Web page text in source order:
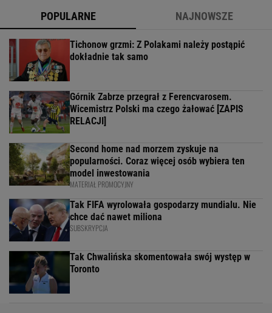
POPULARNE NAJNOWSZE
Tichonow grzmi: Z Polakami należy postąpić
dokładnie tak samo
Górnik Zabrze przegrał z Ferencvarosem.
Wicemistrz Polski ma czego żałować [ZAPIS
RELACJI]
Second home nad morzem zyskuje na
popularności. Coraz więcej osób wybiera ten
model inwestowania
MATERIAŁ PROMOCYJNY
Tak FIFA wyrolowała gospodarzy mundialu. Nie
chce dać nawet miliona
SUBSKRYPCJA
Tak Chwalińska skomentowała swój występ w
Toronto